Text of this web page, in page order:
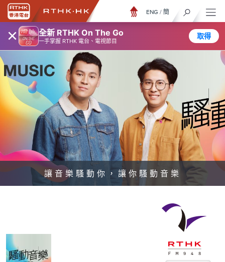
× 全新 RTHK On The Go
一手掌握 RTHK 電台、電視節目
取得
ENG / 簡
讓音樂騷動你，讓你騷動音樂